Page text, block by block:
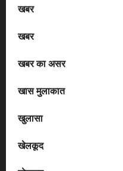
खबर
खबर
खबर का असर
खास मुलाकात
खुलासा
खेलकूद